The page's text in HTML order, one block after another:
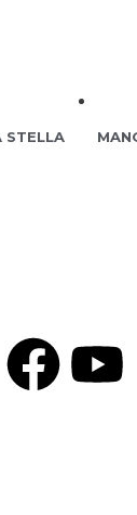
STELLA